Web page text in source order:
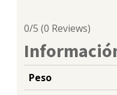
0/5 (0 Reviews)
Peso